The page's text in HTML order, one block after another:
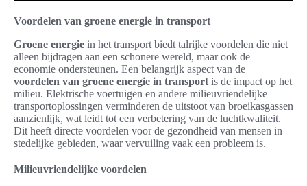
Voordelen van groene energie in transport
Groene energie in het transport biedt talrijke voordelen die niet
alleen bijdragen aan een schonere wereld, maar ook de
economie ondersteunen. Een belangrijk aspect van de
voordelen van groene energie in transport is de impact op het
milieu. Elektrische voertuigen en andere milieuvriendelijke
transportoplossingen verminderen de uitstoot van broeikasgassen
aanzienlijk, wat leidt tot een verbetering van de luchtkwaliteit.
Dit heeft directe voordelen voor de gezondheid van mensen in
stedelijke gebieden, waar vervuiling vaak een probleem is.
Milieuvriendelijke voordelen